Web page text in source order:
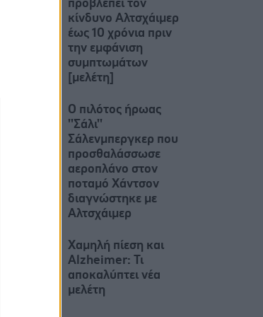
προβλέπει τον
κίνδυνο Αλτσχάιμερ
έως 10 χρόνια πριν
την εμφάνιση
συμπτωμάτων
[μελέτη]
Ο πιλότος ήρωας
''Σάλι''
Σάλενμπεργκερ που
προσθαλάσσωσε
αεροπλάνο στον
ποταμό Χάντσον
διαγνώστηκε με
Αλτσχάιμερ
Χαμηλή πίεση και
Alzheimer: Τι
αποκαλύπτει νέα
μελέτη